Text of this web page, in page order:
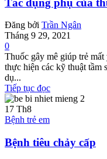
Đăng bởi Trần Ngân
Tháng 9 29, 2021
0
Thuốc gây mê giúp trẻ
thực hiện các kỹ thuật tầm
dụ...
Tiếp tục đọc
17 Th8
Bệnh trẻ em
Bệnh tiêu chảy cấp